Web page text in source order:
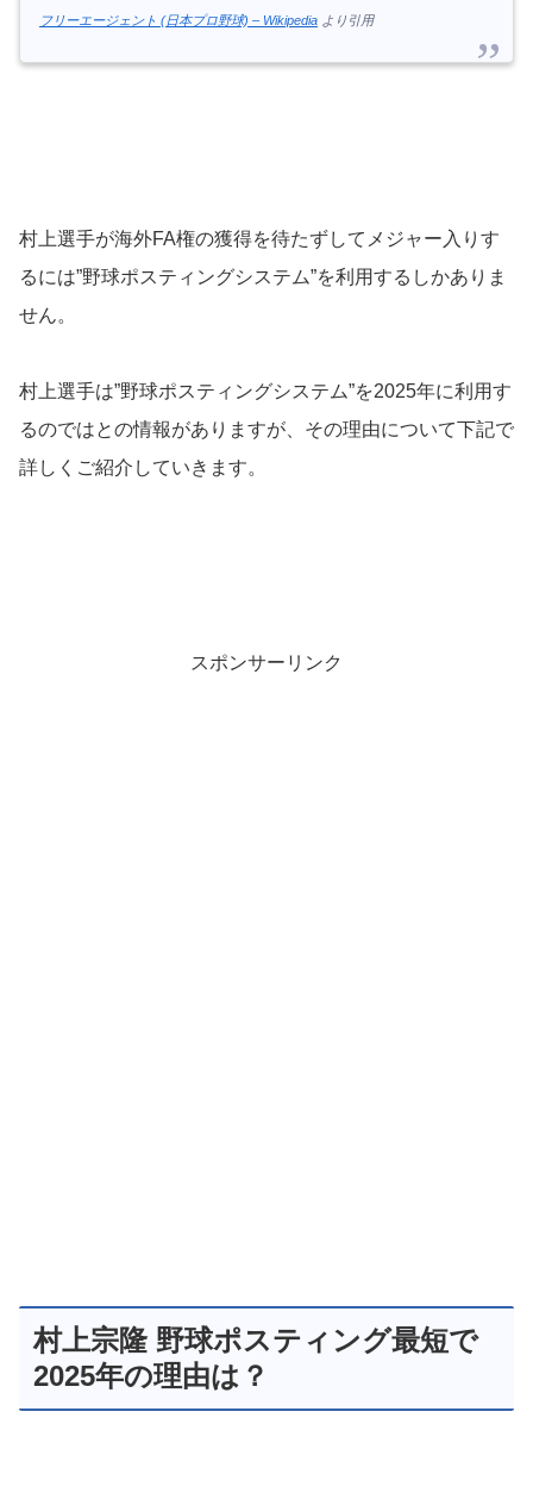
フリーエージェント (日本プロ野球) – Wikipedia より引用
村上選手が海外FA権の獲得を待たずしてメジャー入りす
るには”野球ポスティングシステム”を利用するしかありま
せん。
村上選手は”野球ポスティングシステム”を2025年に利用す
るのではとの情報がありますが、その理由について下記で
詳しくご紹介していきます。
スポンサーリンク
村上宗隆 野球ポスティング最短で
2025年の理由は？